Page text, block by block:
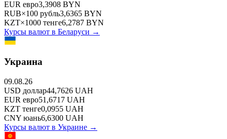
EUR евро3,3908 BYN
RUB×100 рубль3,6365 BYN
KZT×1000 тенге6,2787 BYN
Курсы валют в Беларуси →
Украина
09.08.26
USD доллар44,7626 UAH
EUR евро51,6717 UAH
KZT тенге0,0955 UAH
CNY юань6,6300 UAH
Курсы валют в Украине →